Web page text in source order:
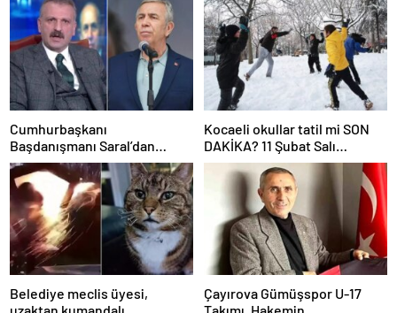
Cumhurbaşkanı
Başdanışmanı Saral’dan
gündem yaratacak Mansur
Yavaş iddiası
Kocaeli okullar tatil mi SON
DAKİKA? 11 Şubat Salı
Kocaeli’de okul yok mu
(Kocaeli Valiliği Açıklaması –
KAR TATİLİ)?
Belediye meclis üyesi,
Çayırova Gümüşspor U-17